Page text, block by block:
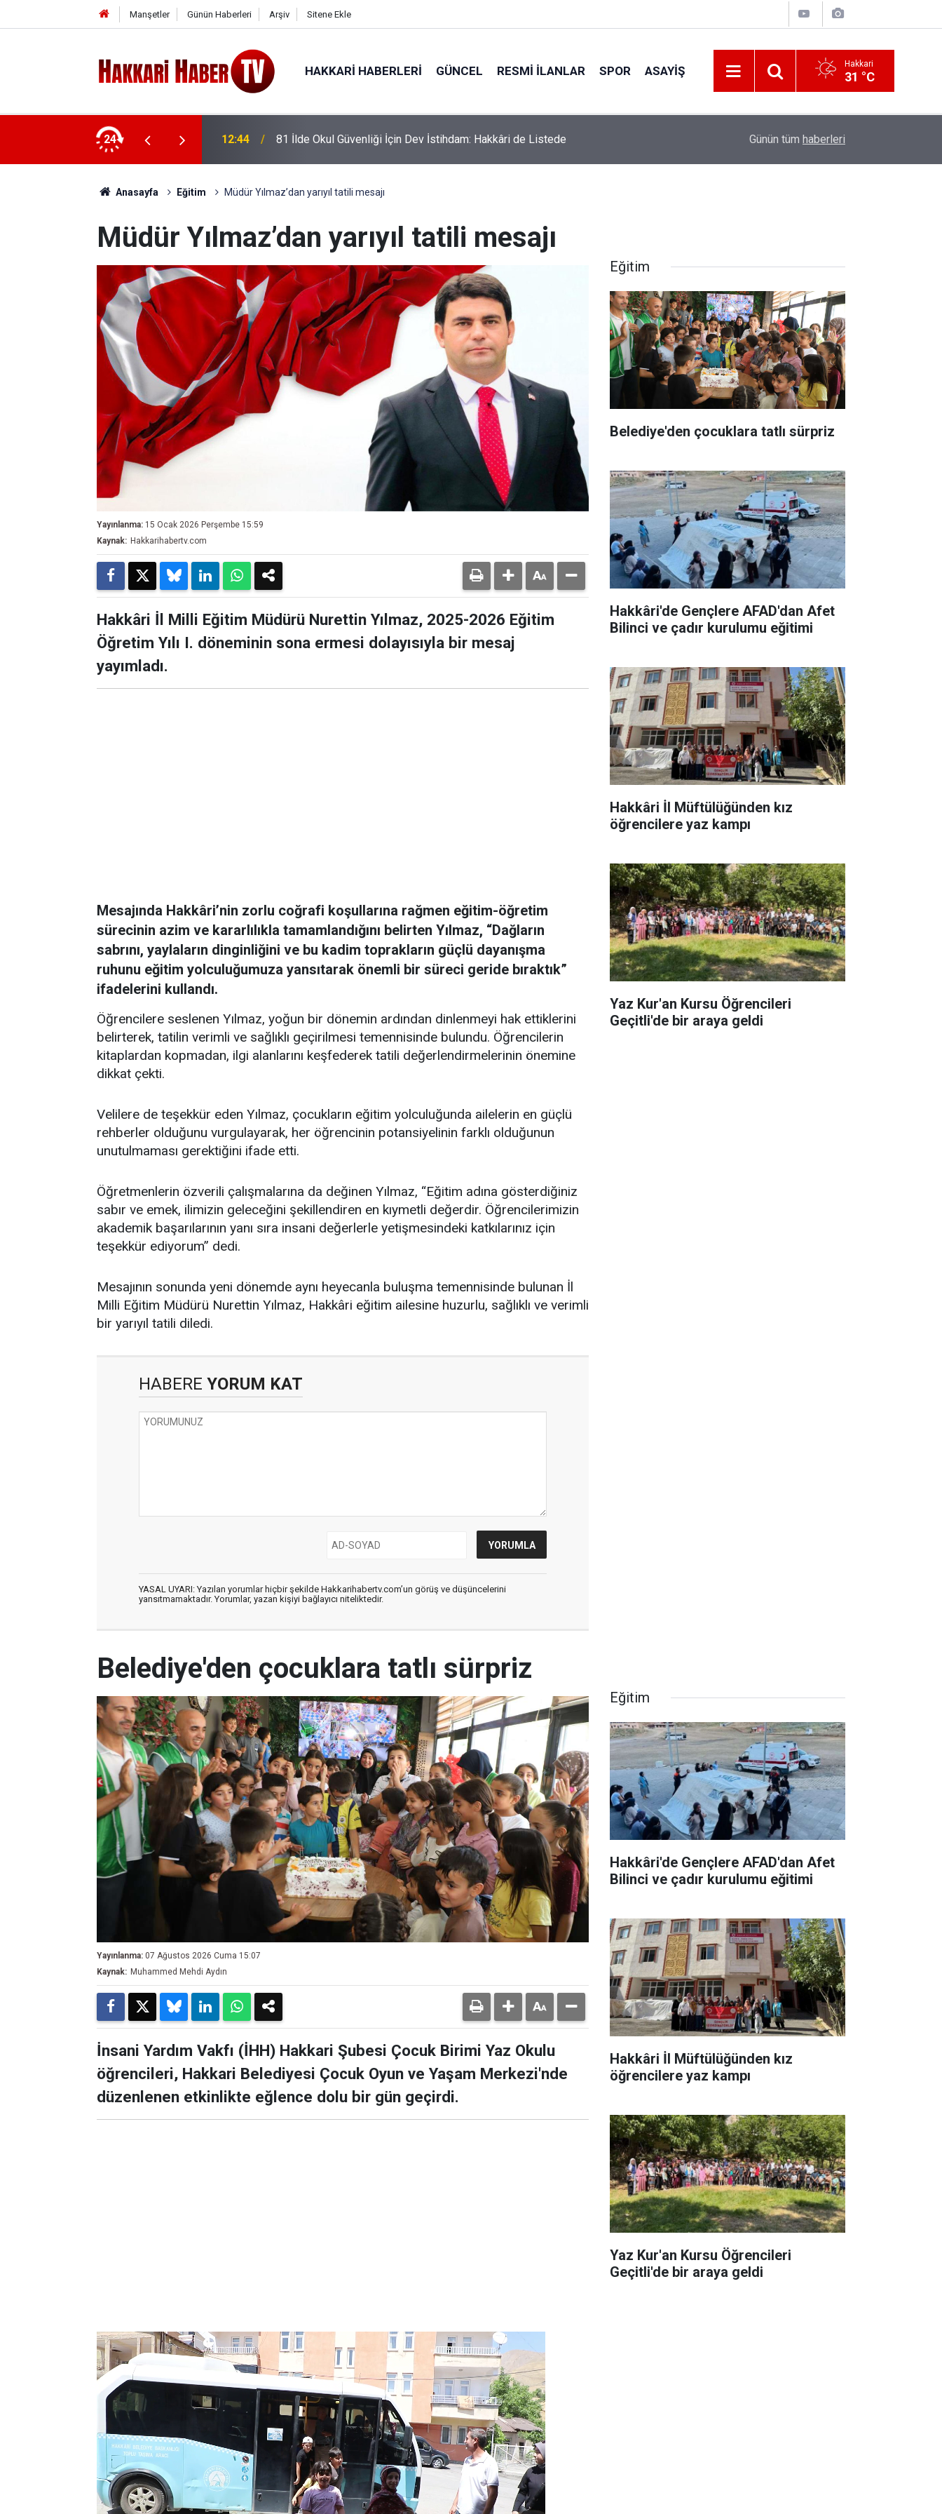
Manşetler Günün Haberleri Arşiv Sitene Ekle
HAKKARI HABERLERI GÜNCEL RESMI İLANLAR SPOR ASAYIŞ Hakkari
31 °C
24
Hakkâri de Listede 12:24 AK Parti Heyetinden Başkan Fahri Şakar'a Ziyaret Başkan Hayva, Büyükçiftlik'te gönüllere
Günün tüm haberleri
Anasayfa Eğitim Müdür Yılmaz’dan yarıyıl tatili mesajı
Müdür Yılmaz’dan yarıyıl tatili mesajı
Yayınlanma: 15 Ocak 2026 Perşembe 15:59
Kaynak: Hakkarihabertv.com
Hakkâri İl Milli Eğitim Müdürü Nurettin Yılmaz, 2025-2026 Eğitim
Öğretim Yılı I. döneminin sona ermesi dolayısıyla bir mesaj
yayımladı.
Mesajında Hakkâri’nin zorlu coğrafi koşullarına rağmen eğitim-öğretim
sürecinin azim ve kararlılıkla tamamlandığını belirten Yılmaz, “Dağların
sabrını, yaylaların dinginliğini ve bu kadim toprakların güçlü dayanışma
ruhunu eğitim yolculuğumuza yansıtarak önemli bir süreci geride bıraktık”
ifadelerini kullandı.
Öğrencilere seslenen Yılmaz, yoğun bir dönemin ardından dinlenmeyi hak ettiklerini
belirterek, tatilin verimli ve sağlıklı geçirilmesi temennisinde bulundu. Öğrencilerin
kitaplardan kopmadan, ilgi alanlarını keşfederek tatili değerlendirmelerinin önemine
dikkat çekti.
Velilere de teşekkür eden Yılmaz, çocukların eğitim yolculuğunda ailelerin en güçlü
rehberler olduğunu vurgulayarak, her öğrencinin potansiyelinin farklı olduğunun
unutulmaması gerektiğini ifade etti.
Öğretmenlerin özverili çalışmalarına da değinen Yılmaz, “Eğitim adına gösterdiğiniz
sabır ve emek, ilimizin geleceğini şekillendiren en kıymetli değerdir. Öğrencilerimizin
akademik başarılarının yanı sıra insani değerlerle yetişmesindeki katkılarınız için
teşekkür ediyorum” dedi.
Mesajının sonunda yeni dönemde aynı heyecanla buluşma temennisinde bulunan İl
Milli Eğitim Müdürü Nurettin Yılmaz, Hakkâri eğitim ailesine huzurlu, sağlıklı ve verimli
bir yarıyıl tatili diledi.
HABERE YORUM KAT
YASAL UYARI: Yazılan yorumlar hiçbir şekilde Hakkarihabertv.com’un görüş ve düşüncelerini
yansıtmamaktadır. Yorumlar, yazan kişiyi bağlayıcı niteliktedir.
Eğitim
Belediye'den çocuklara tatlı sürpriz
Hakkâri'de Gençlere AFAD'dan Afet
Bilinci ve çadır kurulumu eğitimi
Hakkâri İl Müftülüğünden kız
öğrencilere yaz kampı
Yaz Kur'an Kursu Öğrencileri
Geçitli'de bir araya geldi
Belediye'den çocuklara tatlı sürpriz
Yayınlanma: 07 Ağustos 2026 Cuma 15:07
Kaynak: Muhammed Mehdi Aydın
İnsani Yardım Vakfı (İHH) Hakkari Şubesi Çocuk Birimi Yaz Okulu
öğrencileri, Hakkari Belediyesi Çocuk Oyun ve Yaşam Merkezi'nde
düzenlenen etkinlikte eğlence dolu bir gün geçirdi.
Eğitim
Hakkâri'de Gençlere AFAD'dan Afet
Bilinci ve çadır kurulumu eğitimi
Hakkâri İl Müftülüğünden kız
öğrencilere yaz kampı
Yaz Kur'an Kursu Öğrencileri
Geçitli'de bir araya geldi